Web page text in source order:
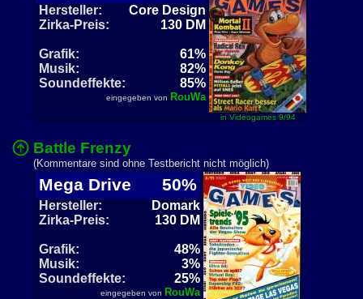
Hersteller:
Core Design
Zirka-Preis:
130 DM
Grafik:
61%
Musik:
82%
Soundeffekte:
85%
eingegeben von RouWa
in Videogames 9/94
Battle Frenzy
(Kommentare sind ohne Testbericht nicht möglich)
Mega Drive 50%
Hersteller:
Domark
Zirka-Preis:
130 DM
Grafik:
48%
Musik:
3%
Soundeffekte:
25%
eingegeben von RouWa